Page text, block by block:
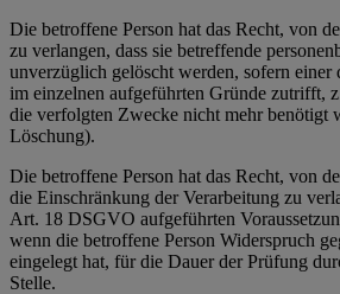
Die betroffene Person hat das Recht, von
zu verlangen, dass sie betreffende
unverzüglich gelöscht werden, sofern
im einzelnen aufgeführten Gründe zutrifft,
die verfolgten Zwecke nicht mehr benötigt
Löschung).
Die betroffene Person hat das Recht, von
die Einschränkung der Verarbeitung zu
Art. 18 DSGVO aufgeführten
wenn die betroffene Person Widerspruch
eingelegt hat, für die Dauer der Prüfung
Stelle.